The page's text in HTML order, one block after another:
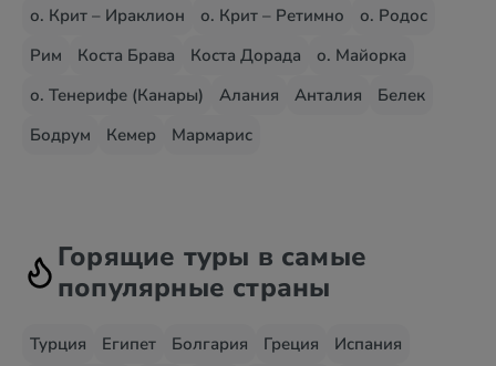
о. Крит – Ираклион
о. Крит – Ретимно
о. Родос
Рим
Коста Брава Коста Дорада
о. Майорка
о. Тенерифе (Канары)
Алания Анталия
Белек
Бодрум
Кемер Мармарис
Горящие туры в самые
популярные страны
Турция Египет Болгария Греция Испания